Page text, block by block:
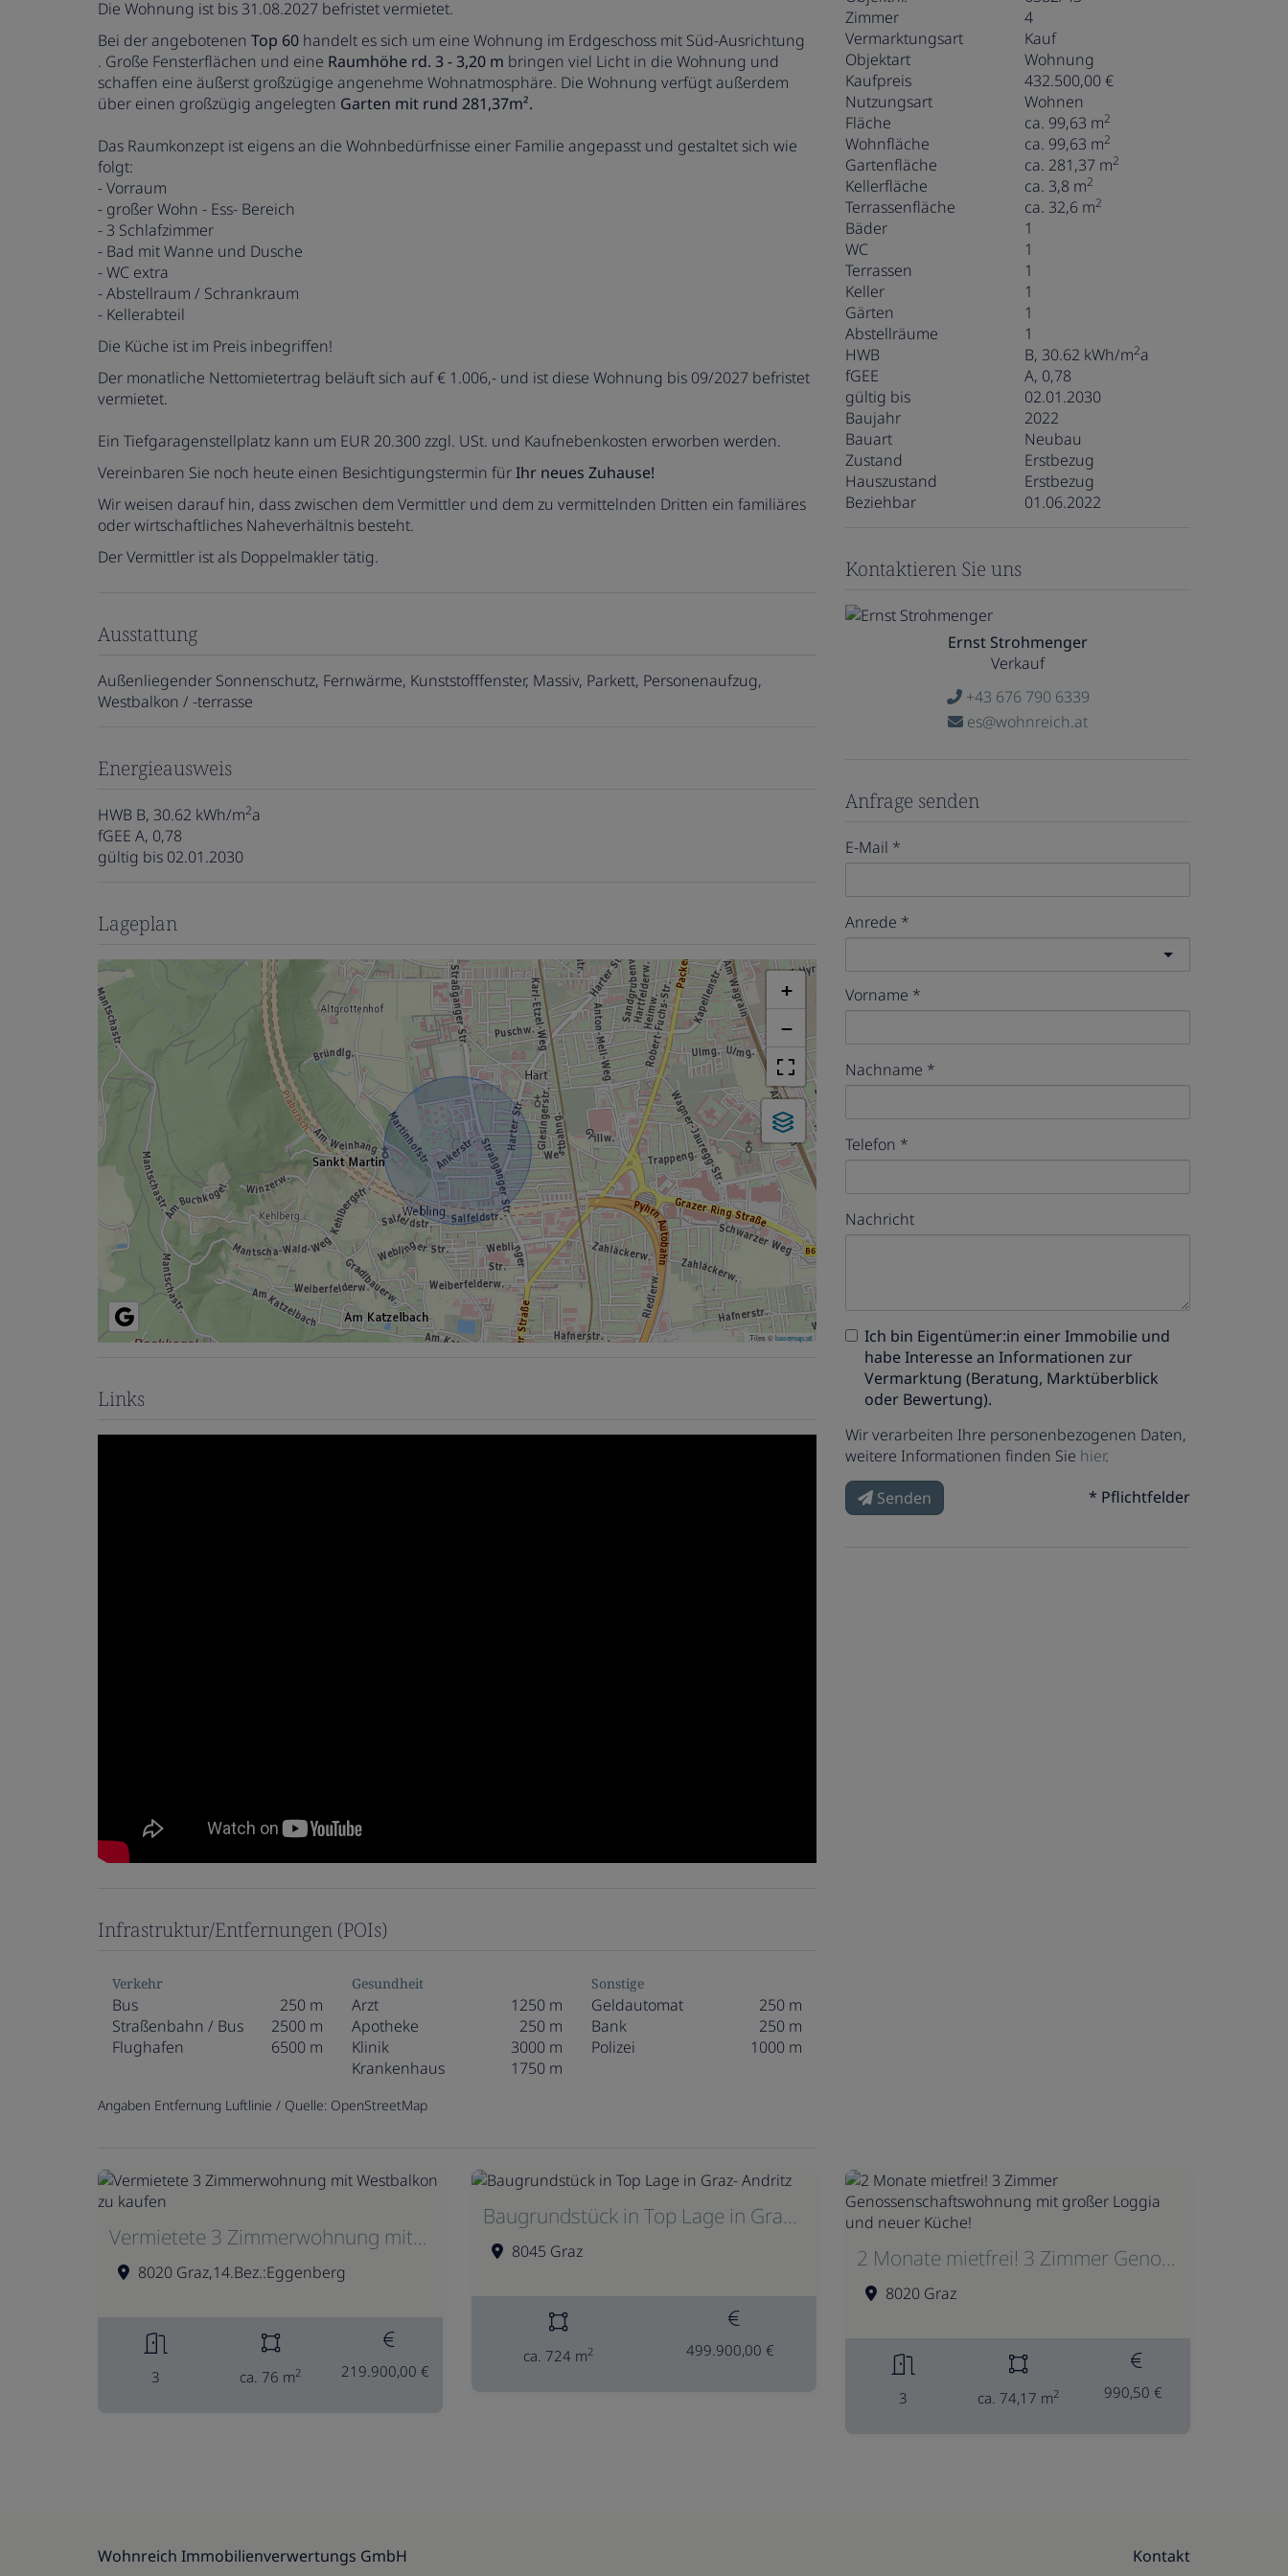
Die Wohnung ist bis 31.08.2027 befristet vermietet.
Bei der angebotenen Top 60 handelt es sich um eine Wohnung im Erdgeschoss mit Süd-Ausrichtung
. Große Fensterflächen und eine Raumhöhe rd. 3 - 3,20 m bringen viel Licht in die Wohnung und
schaffen eine äußerst großzügige angenehme Wohnatmosphäre. Die Wohnung verfügt außerdem
über einen großzügig angelegten Garten mit rund 281,37m².
Das Raumkonzept ist eigens an die Wohnbedürfnisse einer Familie angepasst und gestaltet sich wie
folgt:
- Vorraum
- großer Wohn - Ess- Bereich
- 3 Schlafzimmer
- Bad mit Wanne und Dusche
- WC extra
- Abstellraum / Schrankraum
- Kellerabteil
Die Küche ist im Preis inbegriffen!
Der monatliche Nettomietertrag beläuft sich auf € 1.006,- und ist diese Wohnung bis 09/2027 befristet
vermietet.
Ein Tiefgaragenstellplatz kann um EUR 20.300 zzgl. USt. und Kaufnebenkosten erworben werden.
Vereinbaren Sie noch heute einen Besichtigungstermin fürIhr neues Zuhause!
Wir weisen darauf hin, dass zwischen dem Vermittler und dem zu vermittelnden Dritten ein familiäres
oder wirtschaftliches Naheverhältnis besteht.
Der Vermittler ist als Doppelmakler tätig.
Ausstattung
Außenliegender Sonnenschutz Fernwärme Kunststofffenster Massiv Parkett Personenaufzug
Westbalkon / -terrasse
Energieausweis
HWB B, 30.62 kWh/m2a
fGEE A, 0,78
gültig bis 02.01.2030
Lageplan
+
−
Tiles ©basemap.at
Links
Infrastruktur/Entfernungen (POIs)
Verkehr
Bus
250 m
Straßenbahn / Bus
2500 m
Flughafen
6500 m
Gesundheit
Arzt
1250 m
Apotheke
250 m
Klinik
3000 m
Krankenhaus
1750 m
Sonstige
Geldautomat
250 m
Bank
250 m
Polizei
1000 m
Angaben Entfernung Luftlinie / Quelle: OpenStreetMap
Zimmer
4
Vermarktungsart
Kauf
Objektart
Wohnung
Kaufpreis
432.500,00 €
Nutzungsart
Wohnen
Fläche
ca. 99,63 m2
Wohnfläche ca. 99,63 m2
Gartenfläche ca. 281,37 m2
Kellerfläche ca. 3,8 m2
Terrassenfläche ca. 32,6 m2
Bäder
1
WC
1
Terrassen
1
Keller
1
Gärten
1
Abstellräume
1
HWB
B, 30.62 kWh/m2a
fGEE
A, 0,78
gültig bis
02.01.2030
Baujahr
2022
Bauart
Neubau
Zustand
Erstbezug
Hauszustand
Erstbezug
Beziehbar
01.06.2022
Kontaktieren Sie uns
Ernst Strohmenger
Verkauf
+43 676 790 6339
es@wohnreich.at
Anfrage senden
E-Mail
Anrede
Vorname
Nachname
Telefon
Nachricht
Ich bin Eigentümer:in einer Immobilie und
habe Interesse an Informationen zur
Vermarktung (Beratung, Marktüberblick
oder Bewertung).
Wir verarbeiten Ihre personenbezogenen Daten,
weitere Informationen finden Sie hier.
Senden
* Pflichtfelder
Vermietete 3 Zimmerwohnung mit Westbalkon zu kaufen
8020 Graz,14.Bez.:Eggenberg
3 ca. 76 m2 219.900,00 €
Baugrundstück in Top Lage in Graz- Andritz
8045 Graz
ca. 724 m2 499.900,00 €
2 Monate mietfrei! 3 Zimmer Genossenschaftswohnung mit großer Loggia und neuer Küche!
8020 Graz
3 ca. 74,17 m2 990,50 €
Wohnreich Immobilienverwertungs GmbH Kontakt